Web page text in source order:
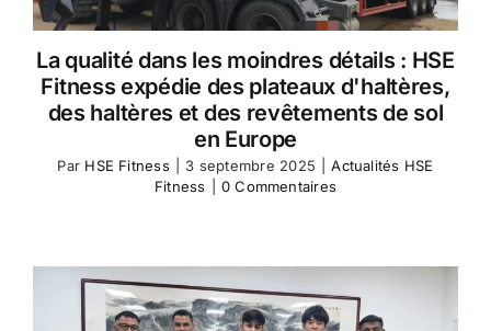
La qualité dans les moindres détails : HSE
Fitness expédie des plateaux d'haltères,
des haltères et des revêtements de sol
en Europe
Par HSE Fitness 3 septembre 2025
Actualités HSE
Fitness
0 Commentaires